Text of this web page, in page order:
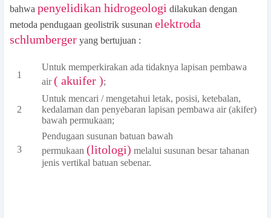
bahwa penyelidikan hidrogeologi dilakukan dengan
metoda pendugaan geolistrik susunan elektroda
schlumberger yang bertujuan :
Untuk memperkirakan ada tidaknya lapisan pembawa
air ( akuifer );
Untuk mencari / mengetahui letak, posisi, ketebalan,
kedalaman dan penyebaran lapisan pembawa air (akifer)
bawah permukaan;
Pendugaan susunan batuan bawah
permukaan (litologi) melalui susunan besar tahanan
jenis vertikal batuan sebenar.